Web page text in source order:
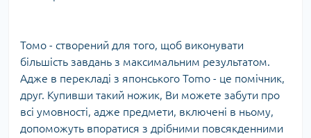
Томо - створений для того, щоб виконувати
більшість завдань з максимальним результатом.
Адже в перекладі з японського Tomo - це помічник,
друг. Купивши такий ножик, Ви можете забути про
всі умовності, адже предмети, включені в ньому,
допоможуть впоратися з дрібними повсякденними